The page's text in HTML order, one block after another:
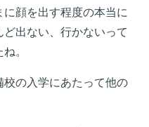
顔を出す程度の本当に
出ない、行かないって
。
の入学にあたって他の